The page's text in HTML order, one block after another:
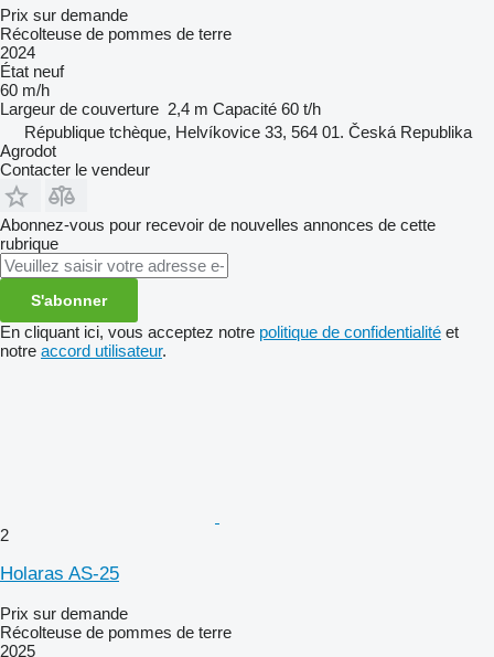
Prix sur demande
Récolteuse de pommes de terre
2024
État neuf
60 m/h
Largeur de couverture 2,4 m Capacité 60 t/h
République tchèque, Helvíkovice 33, 564 01. Česká Republika
Agrodot
Contacter le vendeur
Abonnez-vous pour recevoir de nouvelles annonces de cette
rubrique
S'abonner
En cliquant ici, vous acceptez notre politique de confidentialité et
notre accord utilisateur.
2
Holaras AS-25
Prix sur demande
Récolteuse de pommes de terre
2025